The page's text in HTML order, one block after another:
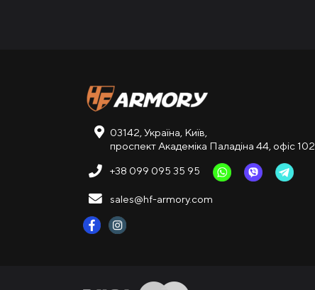
03142, Україна, Київ,
проспект Академіка Паладіна 44, офіс 102
+38 099 095 35 95
sales@hf-armory.com